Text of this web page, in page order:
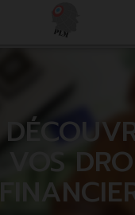
💰
VOS